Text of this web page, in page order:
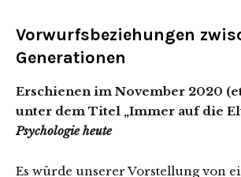
Vorwurfsbeziehungen
Generationen
Erschienen im November 2020
unter dem Titel „Immer auf die
Psychologie heute
Es würde unserer Vorstellung von